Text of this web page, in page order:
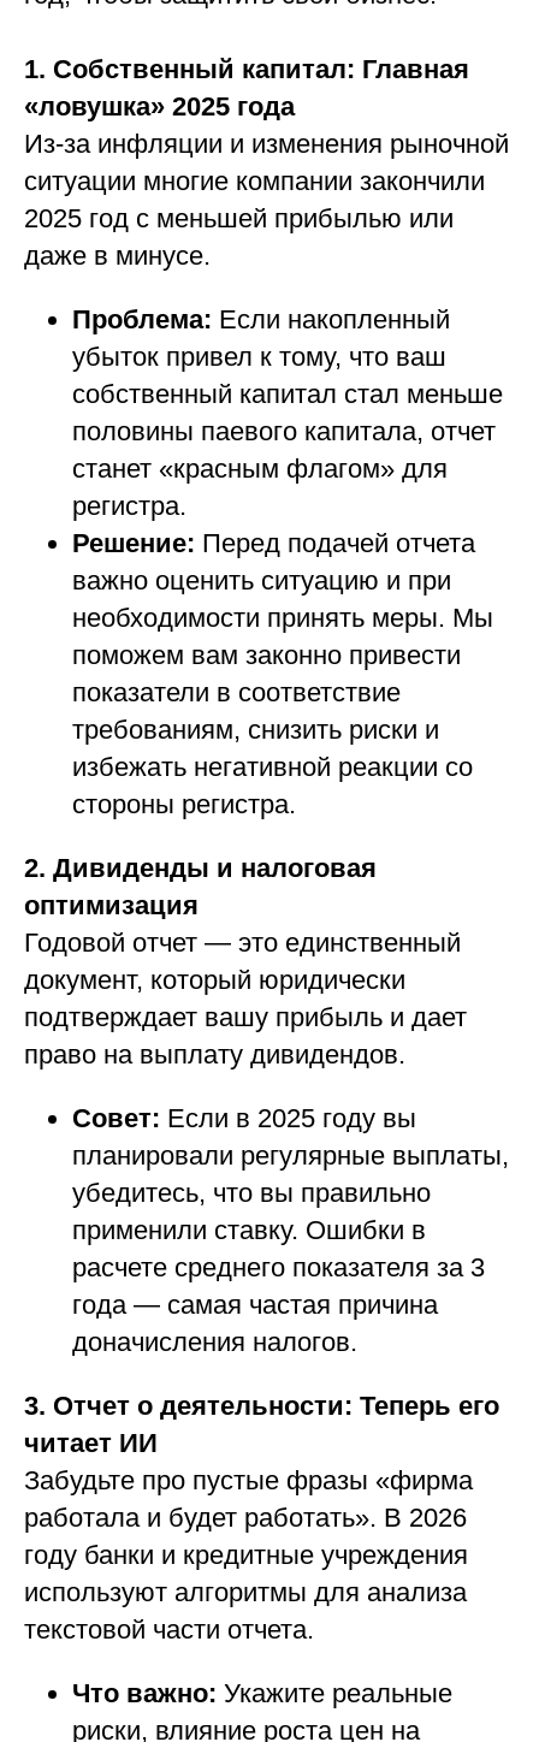
1. Собственный капитал: Главная
«ловушка» 2025 года
Из-за инфляции и изменения рыночной
ситуации многие компании закончили
2025 год с меньшей прибылью или
даже в минусе.
Проблема: Если накопленный
убыток привел к тому, что ваш
собственный капитал стал меньше
половины паевого капитала, отчет
станет «красным флагом» для
регистра.
Решение: Перед подачей отчета
важно оценить ситуацию и при
необходимости принять меры. Мы
поможем вам законно привести
показатели в соответствие
требованиям, снизить риски и
избежать негативной реакции со
стороны регистра.
2. Дивиденды и налоговая
оптимизация
Годовой отчет — это единственный
документ, который юридически
подтверждает вашу прибыль и дает
право на выплату дивидендов.
Совет: Если в 2025 году вы
планировали регулярные выплаты,
убедитесь, что вы правильно
применили ставку. Ошибки в
расчете среднего показателя за 3
года — самая частая причина
доначисления налогов.
3. Отчет о деятельности: Теперь его
читает ИИ
Забудьте про пустые фразы «фирма
работала и будет работать». В 2026
году банки и кредитные учреждения
используют алгоритмы для анализа
текстовой части отчета.
Что важно: Укажите реальные
риски, влияние роста цен на